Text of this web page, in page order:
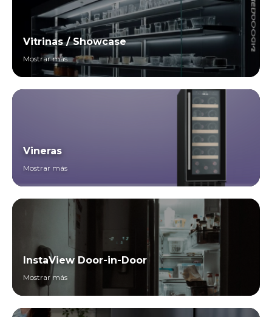
Vitrinas / Showcase
Mostrar más
Vineras
Mostrar más
InstaView Door-in-Door
Mostrar más